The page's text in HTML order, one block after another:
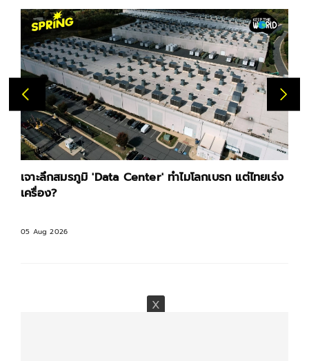
เจาะลึกสมรภูมิ 'Data Center' ทำไมโลกเบรก แต่ไทยเร่ง
เครื่อง?
05 Aug 2026